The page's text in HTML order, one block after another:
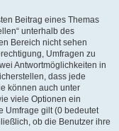
Beitrag eines Themas
unterhalb des
Bereich nicht sehen
Umfragen zu
Antwortmöglichkeiten in
dass jede
können auch unter
viele Optionen ein
Umfrage gilt (0 bedeutet
ob die Benutzer ihre